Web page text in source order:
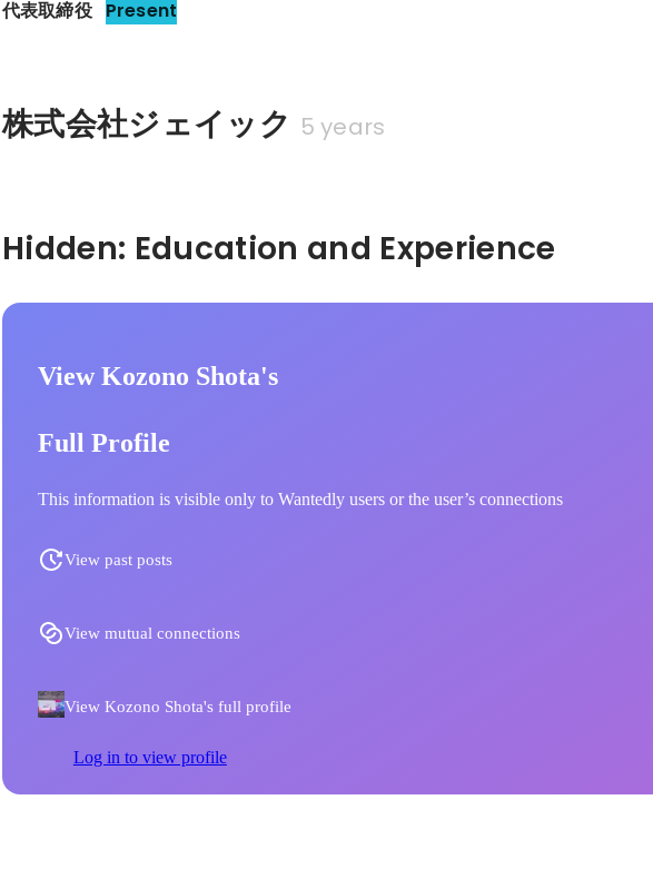
代表取締役 Present
株式会社ジェイック 5 years
View Kozono Shota's
Full Profile
This information is visible only to Wantedly users or the user’s connections
View past posts
View mutual connections
View Kozono Shota's full profile
Log in to view profile